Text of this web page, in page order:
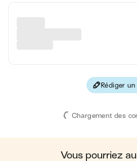
Rédiger
Chargement des
vous pourriez